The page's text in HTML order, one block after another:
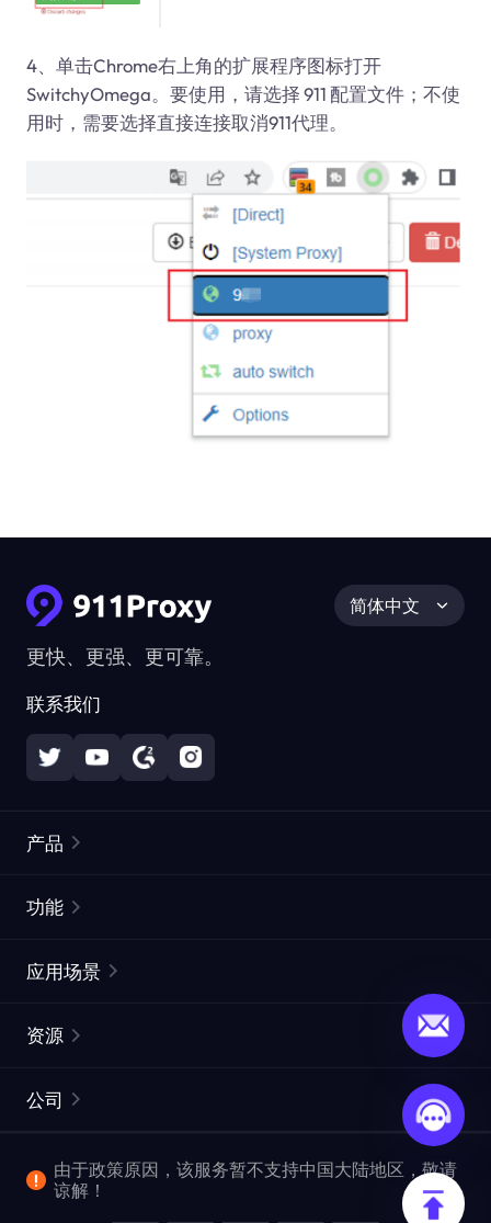
4、单击Chrome右上角的扩展程序图标打开
SwitchyOmega。要使用，请选择 911 配置文件；不使
用时，需要选择直接连接取消911代理。
更快、更强、更可靠。
联系我们
简体中文
产品
静态住宅代理
网页抓取 API
视频下载 API
功能
ISP代理
ProxySite
应用场景
市场研究
爬行和索引
资源
常见问题解答
位置
公司
企业服务
由于政策原因，该服务暂不支持中国大陆地区，敬请
谅解！